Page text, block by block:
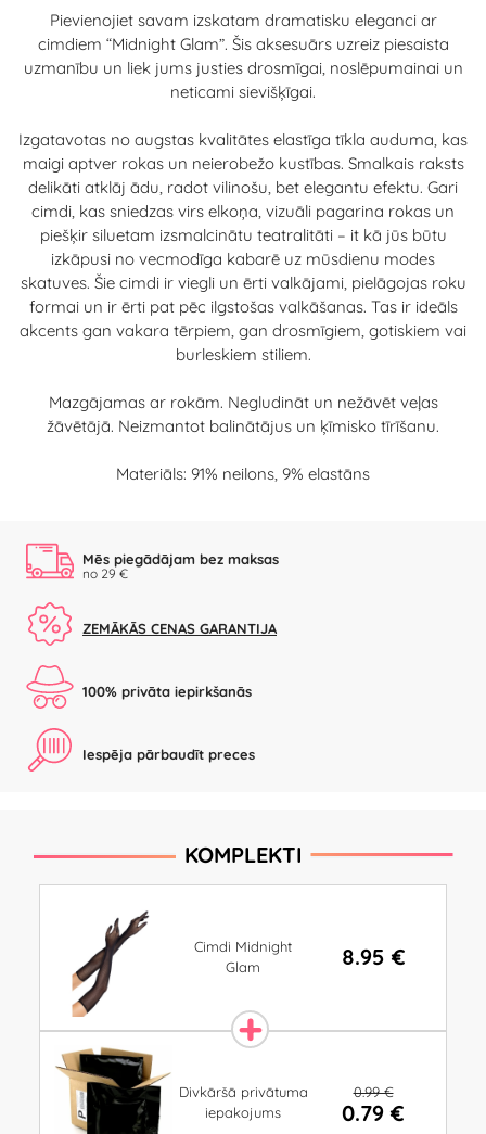
Pievienojiet savam izskatam dramatisku eleganci ar
cimdiem “Midnight Glam”. Šis aksesuārs uzreiz piesaista
uzmanību un liek jums justies drosmīgai, noslēpumainai un
neticami sievišķīgai.
Izgatavotas no augstas kvalitātes elastīga tīkla auduma, kas
maigi aptver rokas un neierobežo kustības. Smalkais raksts
delikāti atklāj ādu, radot vilinošu, bet elegantu efektu. Gari
cimdi, kas sniedzas virs elkoņa, vizuāli pagarina rokas un
piešķir siluetam izsmalcinātu teatralitāti – it kā jūs būtu
izkāpusi no vecmodīga kabarē uz mūsdienu modes
skatuves. Šie cimdi ir viegli un ērti valkājami, pielāgojas roku
formai un ir ērti pat pēc ilgstošas valkāšanas. Tas ir ideāls
akcents gan vakara tērpiem, gan drosmīgiem, gotiskiem vai
burleskiem stiliem.
Mazgājamas ar rokām. Negludināt un nežāvēt veļas
žāvētājā. Neizmantot balinātājus un ķīmisko tīrīšanu.
Materiāls: 91% neilons, 9% elastāns
Mēs piegādājam bez maksas
no 29 €
ZEMĀKĀS CENAS GARANTIJA
100% privāta iepirkšanās
Iespēja pārbaudīt preces
KOMPLEKTI
Cimdi Midnight
Glam
8.95 €
Divkāršā privātuma
iepakojums
0.99 €
0.79 €